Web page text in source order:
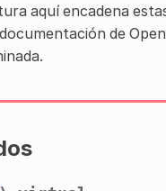
aquí encadena
de